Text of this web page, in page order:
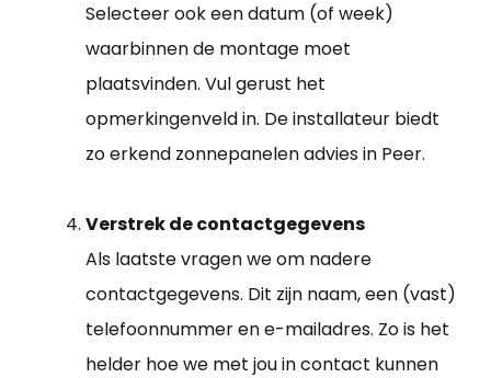
Selecteer ook een datum (of week)
waarbinnen de montage moet
plaatsvinden. Vul gerust het
opmerkingenveld in. De installateur biedt
zo erkend zonnepanelen advies in Peer.
Verstrek de contactgegevens
Als laatste vragen we om nadere
contactgegevens. Dit zijn naam, een (vast)
telefoonnummer en e-mailadres. Zo is het
helder hoe we met jou in contact kunnen